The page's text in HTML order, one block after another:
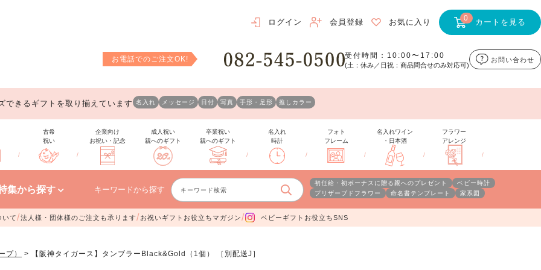
ログイン 会員登録 お気に入り 0 カートを見る
お電話でのご注文OK! 受付時間：10:00〜17:00
(土：休み／日祝：商品問合せのみ対応可)
お問い合わせ
できるギフトを取り揃えています 名入れ メッセージ 日付 写真 手形・足形 推しカラー
/
古希
祝い
/
企業向け
お祝い・記念
成人祝い
親へのギフト
卒業祝い
親へのギフト
/
名入れ
時計
/
フォト
フレーム
/
名入れワイン
・日本酒
/
フラワー
アレンジ
/
集から探す キーワードから探す
初任給・初ボーナスに贈る親へのプレゼント
ベビー時計
プリザーブドフラワー
命名書テンプレート 家系図
いて/法人様・団体様のご注文も承ります/ お祝いギフトお役立ちマガジン/ ベビーギフトお役立ちSNS
プ） 【阪神タイガース】タンブラーBlack&Gold（1個） ［別配送J］